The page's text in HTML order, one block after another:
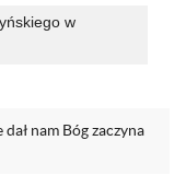
w
nam Bóg zaczyna